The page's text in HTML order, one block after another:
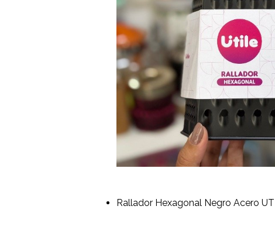
Rallador Hexagonal Negro Acero